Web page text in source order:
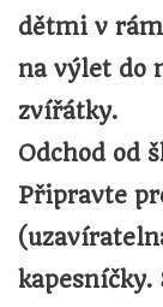
dětmi v
na výlet do
zvířátky.
Odchod od
Připravte
kapesníčky.